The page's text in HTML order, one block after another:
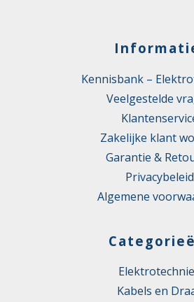
Kennisbank –
Veelgestelde
Zakelijke klant
Garantie &
Privacybeleid
Algemene
Kabels en